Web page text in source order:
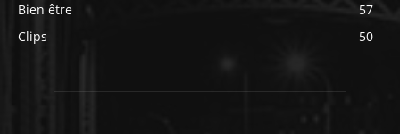
Bien être
57
Clips
50